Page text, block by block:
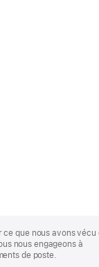
ce que nous avons vécu
nous engageons à
de poste.